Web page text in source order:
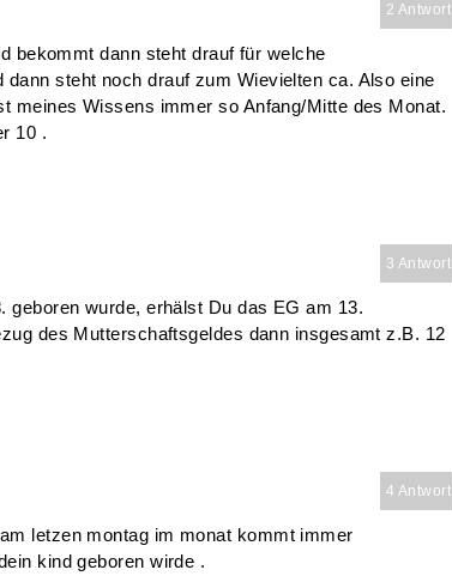
2 Antwort
bekommt dann steht drauf für welche
steht noch drauf zum Wievielten ca. Also eine
meines Wissens immer so Anfang/Mitte des Monat.
10 .
3 Antwort
geboren wurde, erhälst Du das EG am 13.
des Mutterschaftsgeldes dann insgesamt z.B. 12
4 Antwort
letzen montag im monat kommt immer
kind geboren wirde .